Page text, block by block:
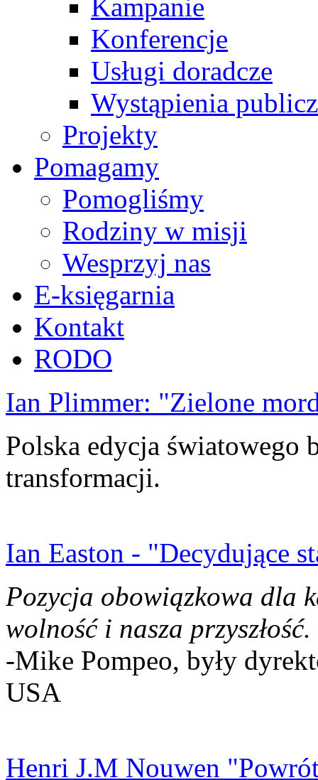
Kampanie
Konferencje
Usługi doradcze
Wystąpienia
Projekty
Pomagamy
Pomogliśmy
Rodziny w misji
Wesprzyj nas
E-księgarnia
Kontakt
RODO
Ian Plimmer: "Zielone
Polska edycja światowego
transformacji.
Ian Easton - "Decydujące
Pozycja obowiązkowa dla
wolność i nasza przyszłość.
-Mike Pompeo, były
USA
Henri J.M Nouwen